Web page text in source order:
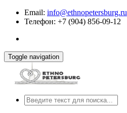
Email: info@ethnopetersburg.ru
Телефон: +7 (904) 856-09-12
Toggle navigation